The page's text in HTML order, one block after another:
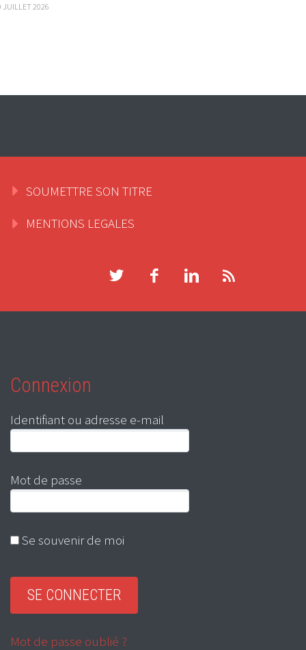
JUILLET 2026
SOUMETTRE SON TITRE
MENTIONS LEGALES
Connexion
Identifiant ou adresse e-mail
Mot de passe
Se souvenir de moi
Mot de passe oublié ?